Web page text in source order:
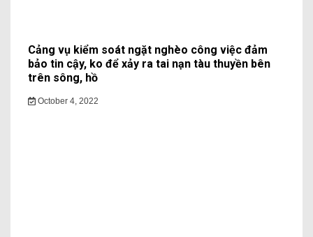
Cảng vụ kiểm soát ngặt nghèo công việc đảm
bảo tin cậy, ko để xảy ra tai nạn tàu thuyền bên
trên sông, hồ
October 4, 2022